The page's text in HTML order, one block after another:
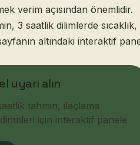
verim açısından önemlidir.
3 saatlik dilimlerde sıcaklık,
altındaki interaktif
uyarı alın
tahmin, ilaçlama
için interaktif panele